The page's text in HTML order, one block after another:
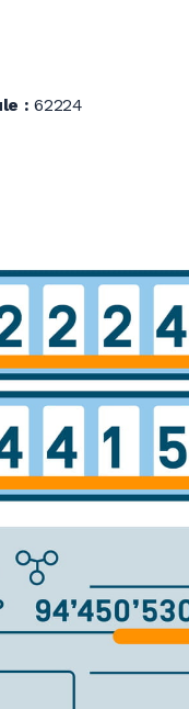
:62224